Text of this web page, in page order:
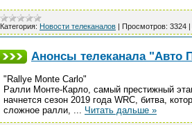
Категория: Новости телеканалов | Просмотров: 3324 |
Анонсы телеканала "Авто
"Rallye Monte Carlo"
Ралли Монте-Карло, самый престижный
начнется сезон 2019 года WRC, битва,
сложное ралли, ... Читать дальше »